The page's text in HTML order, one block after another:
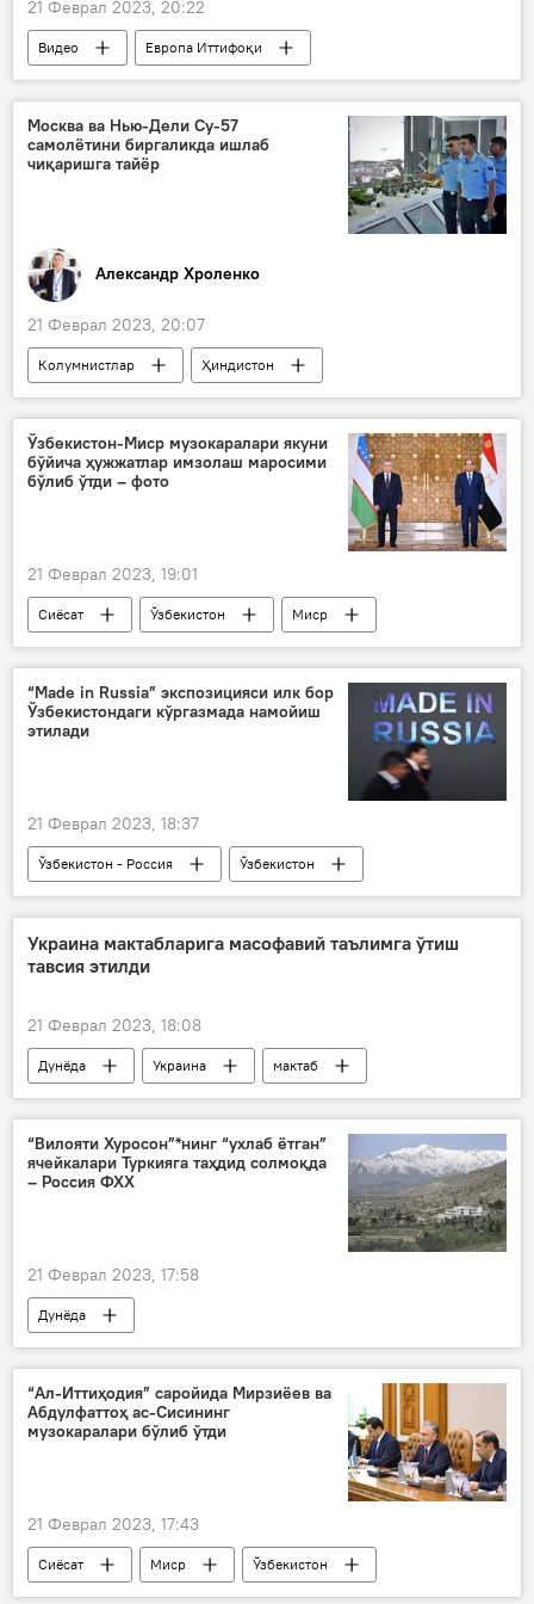
21 Феврал 2023, 20:22
Видео
Европа Иттифоқи
Австрия
мигрантлар
Москва ва Нью-Дели Су-57
самолётини биргаликда ишлаб
чиқаришга тайёр
Александр Хроленко
21 Феврал 2023, 20:07
Колумнистлар
Ҳиндистон
қурол-яроғ
қурол
кўргазма
Россия
Ўзбекистон-Миср музокаралари якуни
бўйича ҳужжатлар имзолаш маросими
бўлиб ўтди – фото
21 Феврал 2023, 19:01
Сиёсат Ўзбекистон
Миср
Шавкат Мирзиёев
“Made in Russia” экспозицияси илк бор
Ўзбекистондаги кўргазмада намойиш
этилади
21 Феврал 2023, 18:37
Ўзбекистон - Россия
Ўзбекистон
Тошкент
кўргазма Россия
Украина мактабларига масофавий таълимга ўтиш
тавсия этилди
21 Феврал 2023, 18:08
Дунёда Украина
мактаб
таълим
“Вилояти Хуросон”*нинг “ухлаб ётган”
ячейкалари Туркияга таҳдид солмоқда
– Россия ФХХ
21 Феврал 2023, 17:58
Дунёда
Россия Федерал хавфсизлик хизмати (ФХХ)
Туркия
Афғонистон Россия
“Ал-Иттиҳодия” саройида Мирзиёев ва
Абдулфаттоҳ ас-Сисининг
музокаралари бўлиб ўтди
21 Феврал 2023, 17:43
Сиёсат Миср
Ўзбекистон
Шавкат Мирзиёев